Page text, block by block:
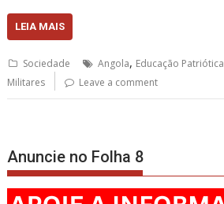
LEIA MAIS
Sociedade Angola, Educação Patriótica
Militares Leave a comment
Anuncie no Folha 8